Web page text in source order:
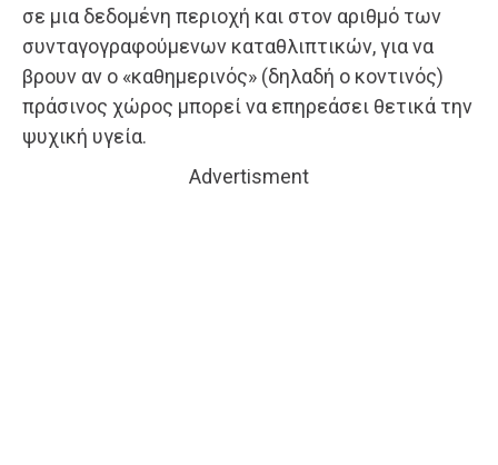
σε μια δεδομένη περιοχή και στον αριθμό των
συνταγογραφούμενων καταθλιπτικών, για να
βρουν αν ο «καθημερινός» (δηλαδή ο κοντινός)
πράσινος χώρος μπορεί να επηρεάσει θετικά την
ψυχική υγεία.
Advertisment